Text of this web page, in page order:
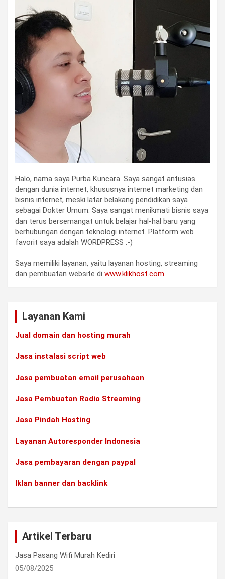
Halo, nama saya Purba Kuncara. Saya sangat antusias
dengan dunia internet, khususnya internet marketing dan
bisnis internet, meski latar belakang pendidikan saya
sebagai Dokter Umum. Saya sangat menikmati bisnis saya
dan terus bersemangat untuk belajar hal-hal baru yang
berhubungan dengan teknologi internet. Platform web
favorit saya adalah WORDPRESS :-)
Saya memiliki layanan, yaitu layanan hosting, streaming
dan pembuatan website di www.klikhost.com.
Layanan Kami
Jual domain dan hosting murah
Jasa instalasi script web
Jasa pembuatan email perusahaan
Jasa Pembuatan Radio Streaming
Jasa Pindah Hosting
Layanan Autoresponder Indonesia
Jasa pembayaran dengan paypal
Iklan banner dan backlink
Artikel Terbaru
Jasa Pasang Wifi Murah Kediri
05/08/2025